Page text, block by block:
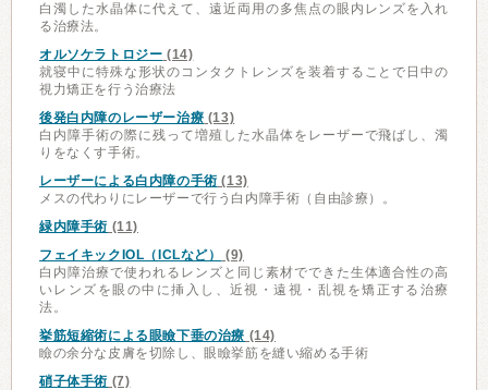
白濁した水晶体に代えて、遠近両用の多焦点の眼内レンズを入れ
る治療法。
オルソケラトロジー (14)
就寝中に特殊な形状のコンタクトレンズを装着することで日中の
視力矯正を行う治療法
後発白内障のレーザー治療 (13)
白内障手術の際に残って増殖した水晶体をレーザーで飛ばし、濁
りをなくす手術。
レーザーによる白内障の手術 (13)
メスの代わりにレーザーで行う白内障手術（自由診療）。
緑内障手術 (11)
フェイキックIOL（ICLなど）
(9)
白内障治療で使われるレンズと同じ素材でできた生体適合性の高
いレンズを眼の中に挿入し、近視・遠視・乱視を矯正する治療
法。
挙筋短縮術による眼瞼下垂の治療 (14)
瞼の余分な皮膚を切除し、眼瞼挙筋を縫い縮める手術
硝子体手術 (7)